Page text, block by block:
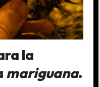
la
mariguana.